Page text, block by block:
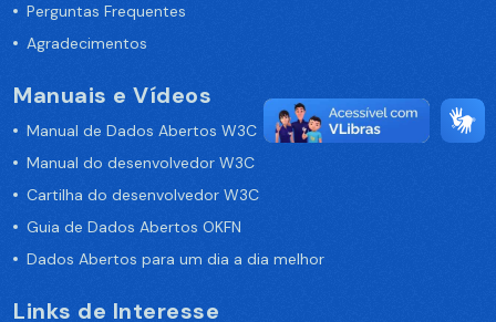
Perguntas Frequentes
Agradecimentos
Manuais e Vídeos
Manual de Dados Abertos W3C
Manual do desenvolvedor W3C
Cartilha do desenvolvedor W3C
Guia de Dados Abertos OKFN
Dados Abertos para um dia a dia melhor
Links de Interesse